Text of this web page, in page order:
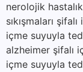
nerolojik
sıkışmaları
içme suyuyla
alzheimer şifalı
içme suyuyla